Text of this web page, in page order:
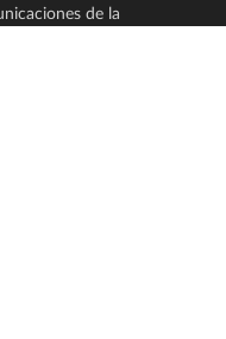
de la